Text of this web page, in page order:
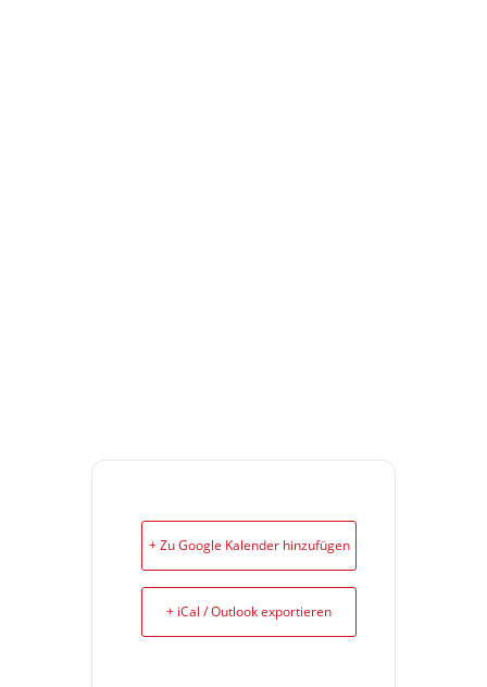
+ Zu Google Kalender hinzufügen
+ iCal / Outlook exportieren